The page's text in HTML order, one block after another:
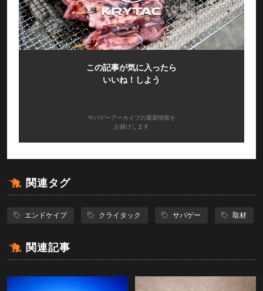
この記事が気に入ったら
いいね！しよう
サバゲーアーカイブの最新情報を
お届けします
関連タグ
エンドケイプ クライタック サバゲー 取材
関連記事